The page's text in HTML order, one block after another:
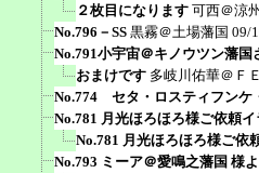
２枚目になります 可西＠涼
No.796－SS 黒霧＠土場藩国 09/
No.791小宇宙＠キノウツン藩国
おまけです 多岐川佑華＠Ｆ
No.774 セタ・ロスティフンケ
No.781 月光ほろほろ様ご依頼イ
No.781 月光ほろほろ様ご依
No.793 ミーア＠愛鳴之藩国 様